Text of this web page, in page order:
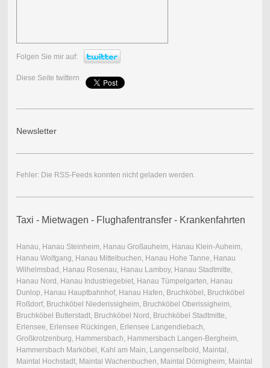
Folgen Sie mir auf:
Diese Seite twittern
Newsletter
Fehler: Die RSS-Feeds konnten nicht geladen werden.
Taxi - Mietwagen - Flughafentransfer - Krankenfahrten
Hanau, Hanau Steinheim, Hanau Großauheim, Hanau Klein-Auheim,
Hanau Wolfgang, Hanau Mittelbuchen, Hanau Hohe Tanne, Hanau
Wilhelmsbad, Hanau Rosenau, Hanau Lamboy, Hanau Stadtmitte,
Hanau Nord, Hanau Industriegebiet, Hanau Tümpelgarten, Hanau
Dunlop, Hanau Hauptbahnhof, Hanau Hafen, Bruchköbel, Bruchköbel
Roßdorf, Bruchköbel Niederissigheim, Bruchköbel Oberissigheim,
Bruchköbel Butterstadt, Bruchköbel Nord, Bruchköbel Stadtmitte,
Erlensee, Erlensee Rückingen, Erlensee Langendiebach,
Großkrotzenburg, Hammersbach, Hammersbach Langen-Bergheim,
Hammersbach Marköbel, Kahl am Main, Langenselbold, Maintal,
Maintal Hochstadt, Maintal Wachenbuchen, Maintal Dörnigheim, Maintal